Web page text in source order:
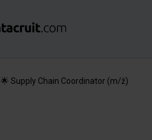
🌟 Supply Chain Coordinator (m/ž)